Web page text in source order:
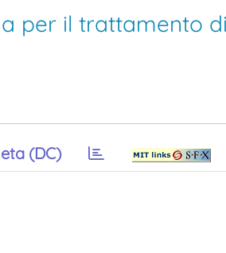
per il trattamento
(DC)